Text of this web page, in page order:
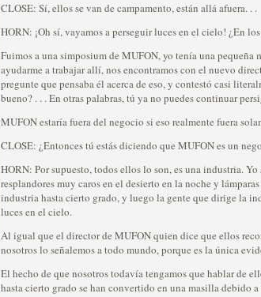
CLOSE: Sí, ellos se van de campamento, están allá afuera. . .
HORN: ¡Oh sí, vayamos a perseguir luces en el cielo! ¿En
Fuimos a una simposium de MUFON, yo tenía una
ayudarme a trabajar allí, nos encontramos con el nuevo
pregunte que pensaba él acerca de eso, y contestó casi
bueno? . . . En otras palabras, tú ya no puedes continuar
MUFON estaría fuera del negocio si eso realmente fuera
CLOSE: ¿Entonces tú estás diciendo que MUFON es un
HORN: Por supuesto, todos ellos lo son, es una industria.
resplandores muy caros en el desierto en la noche y
industria hasta cierto grado, y luego la gente que dirige la
luces en el cielo.
Al igual que el director de MUFON quien dice que ellos
nosotros lo señalemos a todo mundo, porque es la única
El hecho de que nosotros todavía tengamos que hablar de
hasta cierto grado se han convertido en una masilla debido